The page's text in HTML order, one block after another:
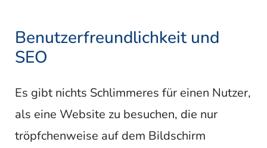
Benutzerfreundlichkeit und
SEO
Es gibt nichts Schlimmeres für einen Nutzer,
als eine Website zu besuchen, die nur
tröpfchenweise auf dem Bildschirm